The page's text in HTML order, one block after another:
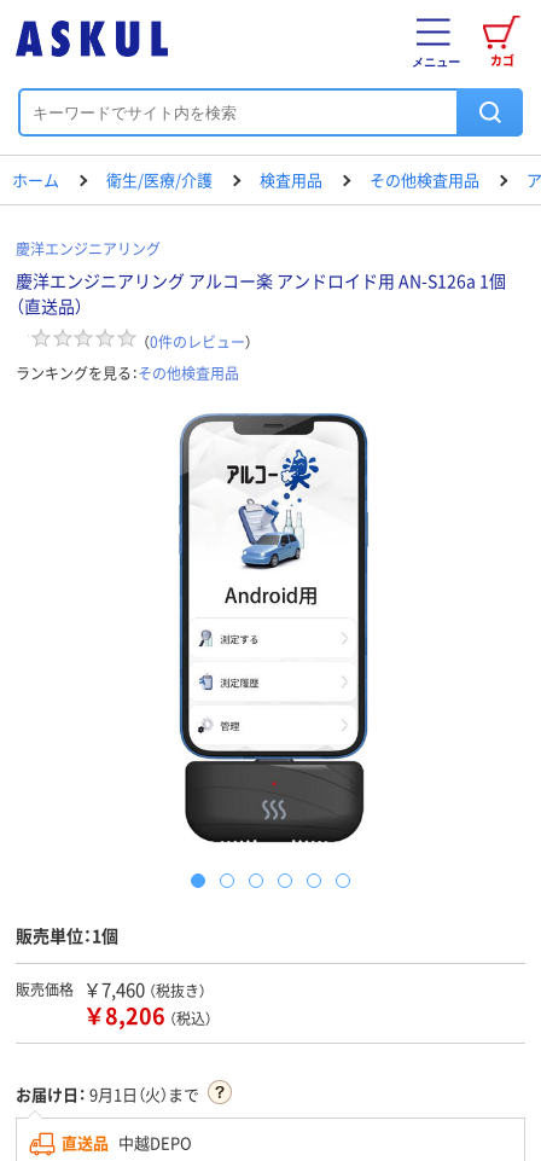
カゴ
メニュー
ホーム 衛生/医療/介護 検査用品 その他検査用品
慶洋エンジニアリング
慶洋エンジニアリング アルコー楽 アンドロイド用 AN-S126a 1個
（直送品）
（0件のレビュー）
ランキングを見る：その他検査用品
販売単位：1個
販売価格 ￥7,460 （税抜き）
￥8,206 （税込）
お届け日： 9月1日（火）まで
直送品 中越DEPO